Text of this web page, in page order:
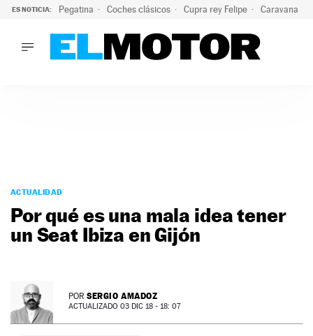
ES NOTICIA: Pegatina Coches clásicos Cupra rey Felipe Caravana
PODCAST
MOTOS
TECNOLOGÍA
PREMIOS
SERVICIOS
ACTUALIDAD
Por qué es una mala idea tener
un Seat Ibiza en Gijón
POR SERGIO AMADOZ
ACTUALIZADO 03 DIC 18 - 18: 07